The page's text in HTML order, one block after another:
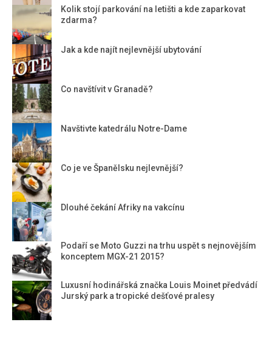
Kolik stojí parkování na letišti a kde zaparkovat
zdarma?
Jak a kde najít nejlevnější ubytování
Co navštívit v Granadě?
Navštivte katedrálu Notre-Dame
Co je ve Španělsku nejlevnější?
Dlouhé čekání Afriky na vakcínu
Podaří se Moto Guzzi na trhu uspět s nejnovějším
konceptem MGX-21 2015?
Luxusní hodinářská značka Louis Moinet předvádí
Jurský park a tropické dešťové pralesy